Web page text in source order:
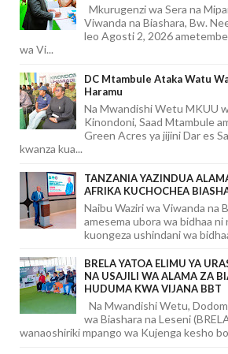
Mkurugenzi wa Sera na
Viwanda na Biashara, Bw.
leo Agosti 2, 2026
wa Vi...
DC Mtambule Ataka Watu
Haramu
Na Mwandishi Wetu MKUU
Kinondoni, Saad Mtambule
Green Acres ya jijini Dar es
kwanza kua...
TANZANIA YAZINDUA
AFRIKA KUCHOCHEA
Naibu Waziri wa Viwanda na
amesema ubora wa bidhaa
kuongeza ushindani wa
BRELA YATOA ELIMU YA
NA USAJILI WA ALAMA ZA
HUDUMA KWA VIJANA BBT
Na Mwandishi Wetu,
wa Biashara na Leseni
wanaoshiriki mpango wa Kujenga kesho